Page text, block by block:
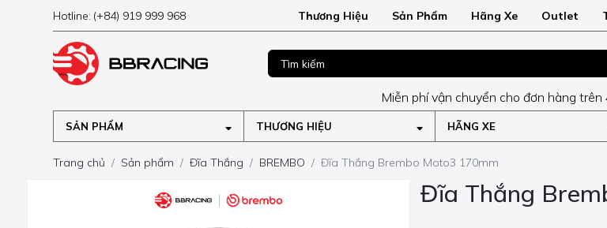
Hotline: (+84) 919 999 968 Thương Hiệu Sản Phẩm Hãng Xe Outlet
Miễn phí vận chuyển cho đơn hàng
SẢN PHẨM THƯƠNG HIỆU HÃNG XE
Trang chủ Sản phẩm Đĩa Thắng BREMBO Đĩa Thắng Brembo Moto3 170mm
Đĩa Thắng